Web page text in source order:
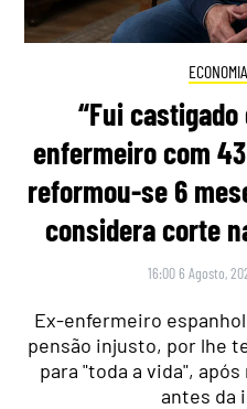
ECONOMIA
“Fui
enfermeiro com
reformou-se 6
considera corte
16:00 6 Agosto,
Ex-enfermeiro
pensão injusto, por lhe
para "toda a vida",
antes da